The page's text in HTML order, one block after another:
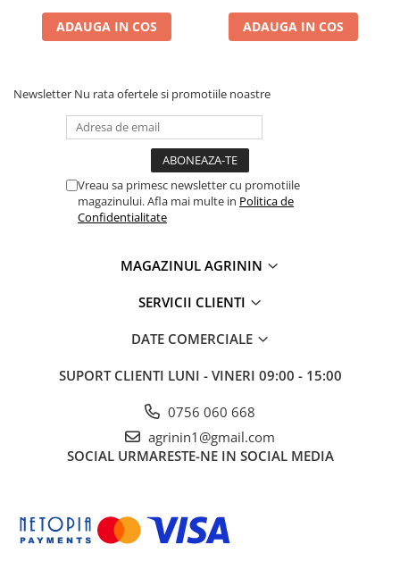
Sape/ Cazmale/ Lopeti
Scule de mana
Set chei combinate
Surubelnite
Truse /set scule
Produse Zootehnie
ADAUGA IN COS ADAUGA IN COS
Newsletter Nu rata ofertele si promotiile noastre
Vreau sa primesc newsletter cu promotiile
magazinului. Afla mai multe in Politica de
Confidentialitate
MAGAZINUL AGRININ
SERVICII CLIENTI
DATE COMERCIALE
SUPORT CLIENTI LUNI - VINERI 09:00 - 15:00
0756 060 668
agrinin1@gmail.com
SOCIAL URMARESTE-NE IN SOCIAL MEDIA